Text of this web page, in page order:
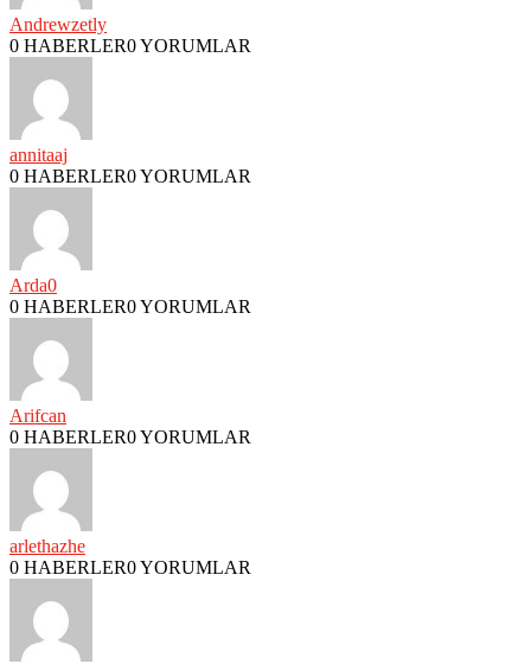
Andrewzetly
0 HABERLER0 YORUMLAR
annitaaj
0 HABERLER0 YORUMLAR
Arda0
0 HABERLER0 YORUMLAR
Arifcan
0 HABERLER0 YORUMLAR
arlethazhe
0 HABERLER0 YORUMLAR